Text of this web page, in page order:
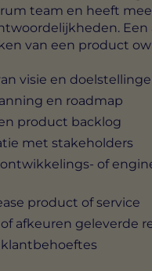
team en heeft
Een
van een product
visie en
en roadmap
product backlog
met stakeholders
of
product of service
afkeuren geleverde